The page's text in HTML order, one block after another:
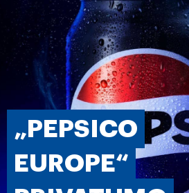
„PEPSICO
EUROPE“